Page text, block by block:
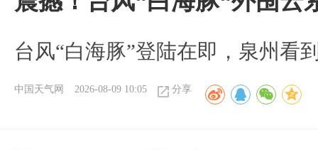
台风“白海豚”登陆在即，泉州看
中国天气网 2026-08-09 10:05 分享